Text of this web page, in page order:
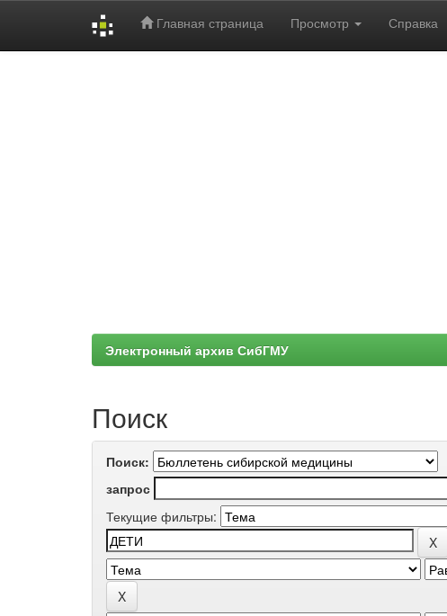
Главная страница Просмотр Справка
Электронный архив СибГМУ
Поиск
Поиск:
запрос
Текущие фильтры: